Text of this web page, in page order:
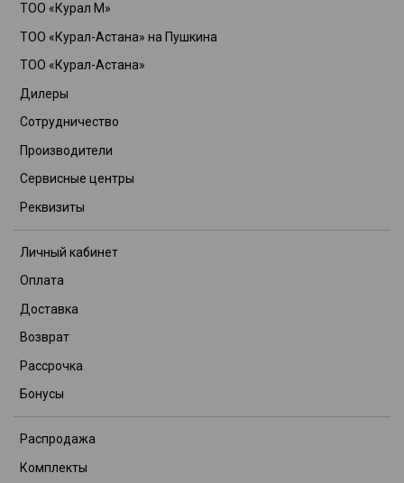
ТОО «Курал М»
ТОО «Курал-Астана» на Пушкина
ТОО «Курал-Астана»
Дилеры
Сотрудничество
Производители
Сервисные центры
Реквизиты
Личный кабинет
Оплата
Доставка
Возврат
Рассрочка
Бонусы
Распродажа
Комплекты